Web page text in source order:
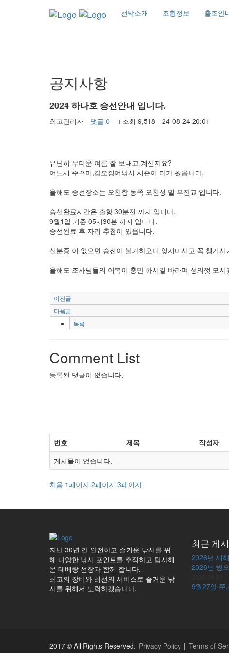
선박소개 조황정보 출조안
공지사항
2024 하나호 승선안내 입니다.
최고관리자 댓글 0 조회 9,518 24-08-24 20:01
유난히 무더운 여름 잘 보내고 계신지요?
어느새 주꾸미,갑오징어낚시 시즌이 다가 왔읍니다.
올해도 승선장소는 오천항 동쪽 오천성 밑 부잔교 입니다.
승선완료시간은 출항 30분전 까지 입니다.
9월1일 기준 05시30분 까지 입니다.
승선완료 후 자리 추첨이 있읍니다.
신분증 이 없으면 승선이 불가하오니 잊지마시고 꼭 챙기시
올해도 조사님들의 어복이 충만 하시길 바라며 성의껏 모시
이전글
다음글
목록
Comment List
등록된 댓글이 없습니다.
번호 제목 작성자
게시물이 없습니다.
처음 1페이지 2페이지 3페이지
지난 30년 간 안전하고 즐거운 낚시를 위
해 다양한 낚시 포인트를 추적하고 탐사해
온 테베랑 선장과 함께 합니다.
최고의 장비와 최선의 서비스로 즐거운 낚
시를 위해서 노력하겠습니다.
최근 게
2026년 새
2026년 병
9월27일 쭈
2017 © All Rights Reserved. Privacy Policy | Terms of